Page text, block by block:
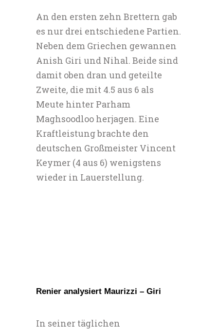
An den ersten zehn Brettern gab
es nur drei entschiedene Partien.
Neben dem Griechen gewannen
Anish Giri und Nihal. Beide sind
damit oben dran und geteilte
Zweite, die mit 4.5 aus 6 als
Meute hinter Parham
Maghsoodloo herjagen. Eine
Kraftleistung brachte den
deutschen Großmeister Vincent
Keymer (4 aus 6) wenigstens
wieder in Lauerstellung.
Renier analysiert Maurizzi – Giri
In seiner täglichen